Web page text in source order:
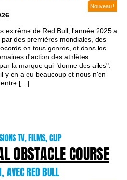
Nouveau !
extrême de Red Bull, l'année 2025 a
des premières mondiales, des
en tous genres, et dans les
d'action des athlètes
la marque qui "donne des ailes".
y en a eu beaucoup et nous n'en
[…]
TV, FILMS, CLIP
OBSTACLE COURSE
AVEC RED BULL